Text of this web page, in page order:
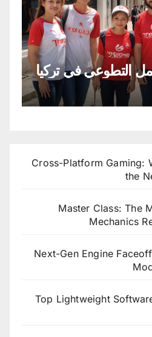
التطوعي في تركيا
Cross-Platform Gaming:
the
Master Class: The
Mechanics
Next-Gen Engine
Top Lightweight